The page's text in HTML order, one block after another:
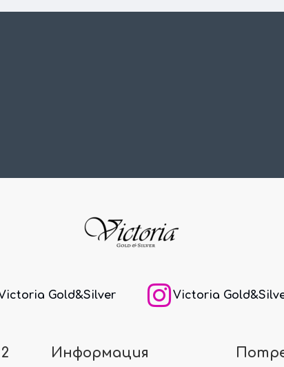
Gold&Silver Victoria
Информация